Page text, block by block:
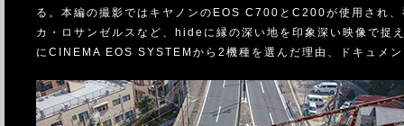
る。本編の撮影ではキヤノンのEOS C700とC200が使用され
カ・ロサンゼルスなど、hideに縁の深い地を印象深い映像で捉
にCINEMA EOS SYSTEMから2機種を選んだ理由、ドキュメ